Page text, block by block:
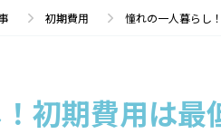
初期費用 憧れの一人暮らし
初期費用は最